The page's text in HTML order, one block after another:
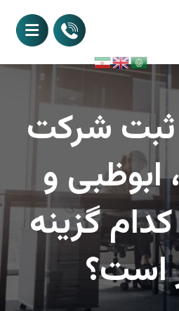
شرکت
ابوظبی و
گزینه
است؟